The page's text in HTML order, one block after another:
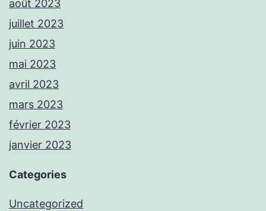
août 2023
juillet 2023
juin 2023
mai 2023
avril 2023
mars 2023
février 2023
janvier 2023
Categories
Uncategorized